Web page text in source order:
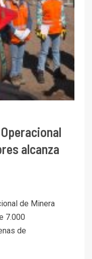
alcanza
de Minera
7.000
de